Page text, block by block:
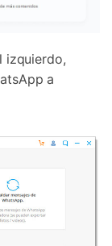
izquierdo,
a